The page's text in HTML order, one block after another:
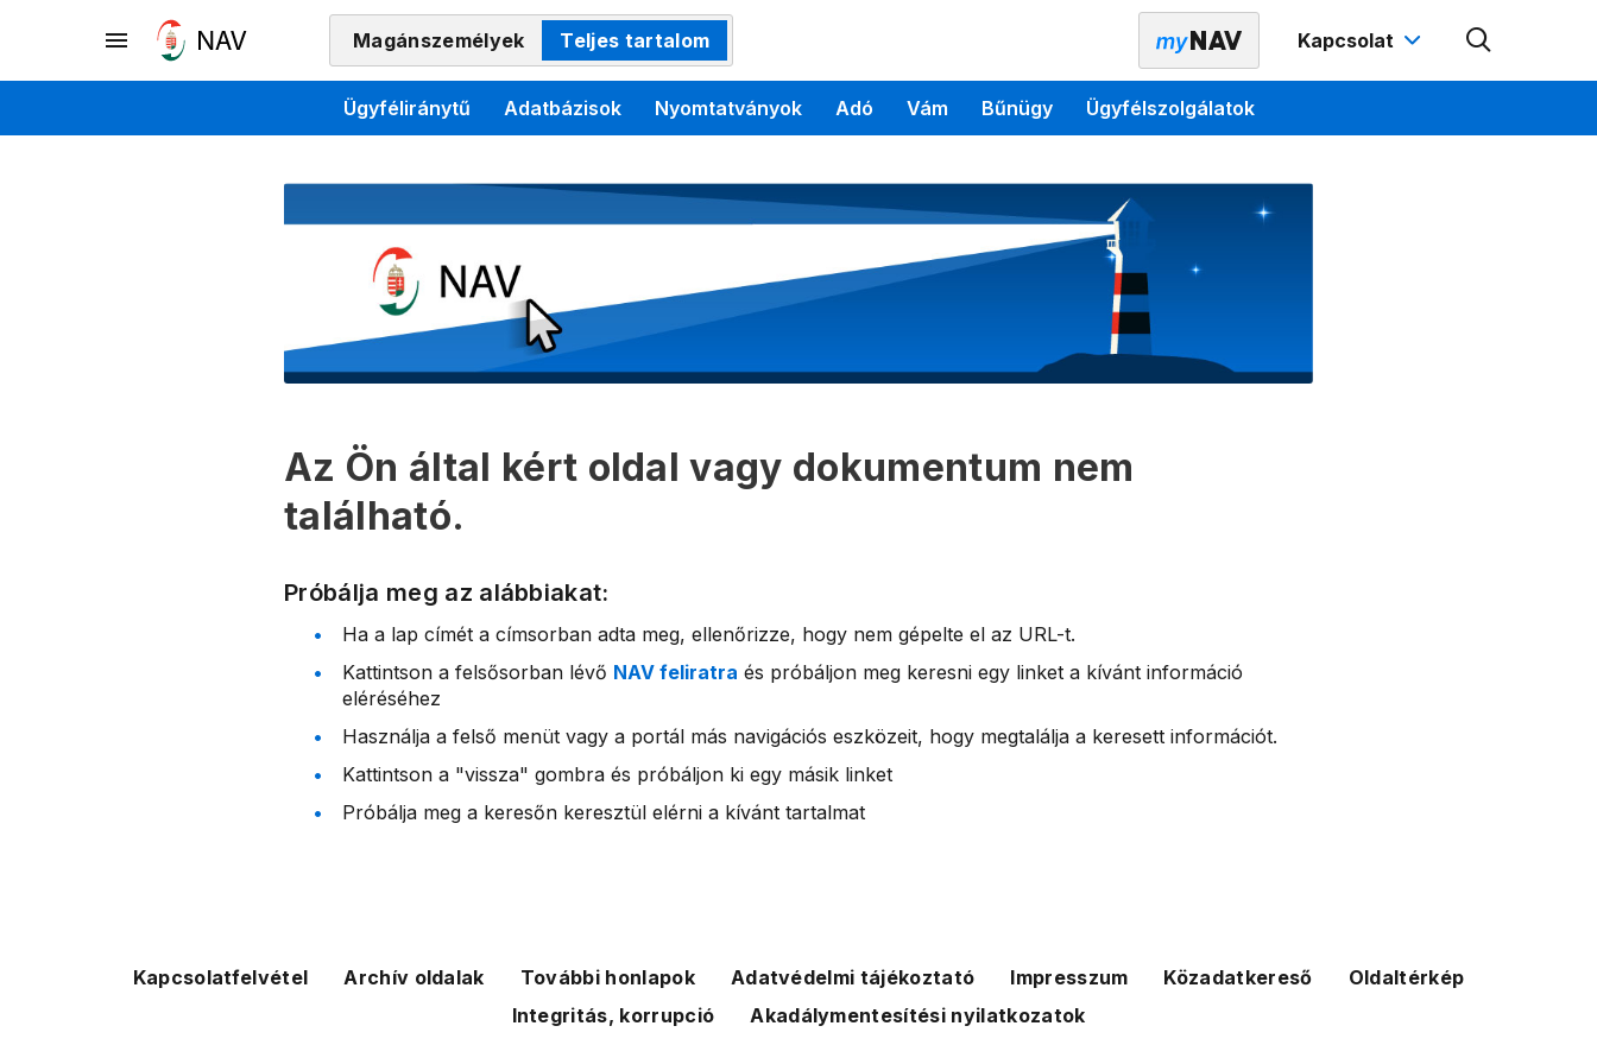
Magánszemélyek Teljes tartalom Kapcsolat
Ügyféliránytű Adatbázisok Nyomtatványok Adó Vám Bűnügy Ügyfélszolgálatok
Az Ön által kért oldal vagy dokumentum nem
található.
Próbálja meg az alábbiakat:
Ha a lap címét a címsorban adta meg, ellenőrizze, hogy nem gépelte el az URL-t.
Kattintson a felsősorban lévő NAV feliratra és próbáljon meg keresni egy linket a kívánt információ
eléréséhez
Használja a felső menüt vagy a portál más navigációs eszközeit, hogy megtalálja a keresett információt.
Kattintson a "vissza" gombra és próbáljon ki egy másik linket
Próbálja meg a keresőn keresztül elérni a kívánt tartalmat
Kapcsolatfelvétel Archív oldalak További honlapok Adatvédelmi tájékoztató Impresszum Közadatkereső
Oldaltérkép
Integritás, korrupció
Akadálymentesítési nyilatkozatok